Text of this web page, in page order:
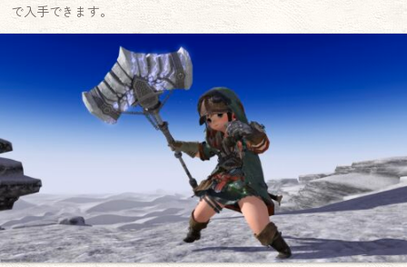
で入手できます。